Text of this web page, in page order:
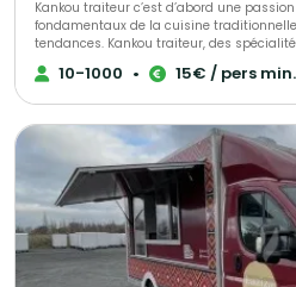
Kankou traiteur c’est d’abord une
fondamentaux de la cuisine
tendances. Kankou traiteur, des spécialités haut de gamme 'fait maison' à
base de produit frais! Nous mettons un accent particulier sur la qualité
gustative, maniant à merveille le juste
prestations peuvent parfaitement
de certains événements. Avec nos 15 ans d’expérience, Kankou traiteur est
une référence en termes de fiabilité.
nous sommes le prestataire de tous vos
l’assurance d’avoir la prestation
préalablement et donc d’envisager votre
Professionnelle et passionnée, notre
votre événement une exaltation des
saveurs.
10-1000 • 15€ / pers min.